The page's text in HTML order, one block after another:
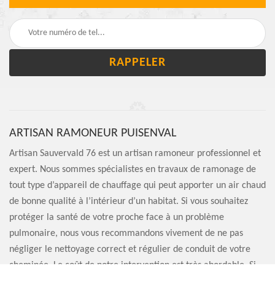
ARTISAN RAMONEUR PUISENVAL
Artisan Sauvervald 76 est un artisan ramoneur professionnel et
expert. Nous sommes spécialistes en travaux de ramonage de
tout type d’appareil de chauffage qui peut apporter un air chaud
de bonne qualité à l’intérieur d’un habitat. Si vous souhaitez
protéger la santé de votre proche face à un problème
pulmonaire, nous vous recommandons vivement de ne pas
négliger le nettoyage correct et régulier de conduit de votre
cheminée. Le coût de notre intervention est très abordable. Si